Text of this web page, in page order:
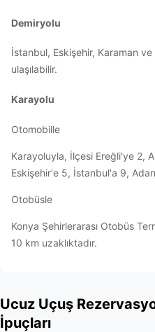
Demiryolu
İstanbul, Eskişehir, Karaman ve
ulaşılabilir.
Karayolu
Otomobille
Karayoluyla, İlçesi Ereğli'ye 2,
Eskişehir'e 5, İstanbul'a 9,
Otobüsle
Konya Şehirlerarası Otobüs
10 km uzaklıktadır.
Ucuz Uçuş
İpuçları